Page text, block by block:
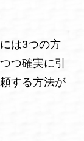
は3つの方
つ確実に引
する方法が